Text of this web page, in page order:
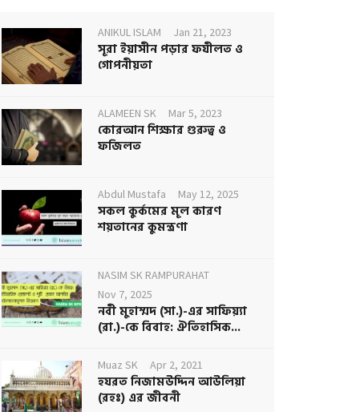
ANIKUL ISLAM Jan 21, 2023
সূরা ইয়াসীন পড়ার ফযীলত ও
গোপনীয়তা
ALAMEEN SK Mar 5, 2023
কোরআন শিক্ষার গুরুত্ব ও
ফজিলত
Abdul Mustafa May 12, 2025
সকল কুর্কমের মূল কারণ
শয়তানের কুমন্ত্রণা
NASIM SK RAMPURAHAT
Nov 7, 2025
নবী মুহাম্মদ (সা.)-এর সাফিয়্যা
(রা.)-কে বিবাহ: ঐতিহাসিক...
Muaz SK Apr 2, 2021
হযরত নিজামউদ্দিন আউলিয়া
(রহঃ) এর জীবনী